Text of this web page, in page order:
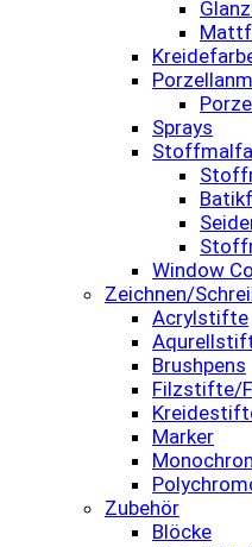
Sprays
Window
Zeichnen/
Acrylstifte
Brushpens
Filzstifte/
Marker
Zubehör
Blöcke